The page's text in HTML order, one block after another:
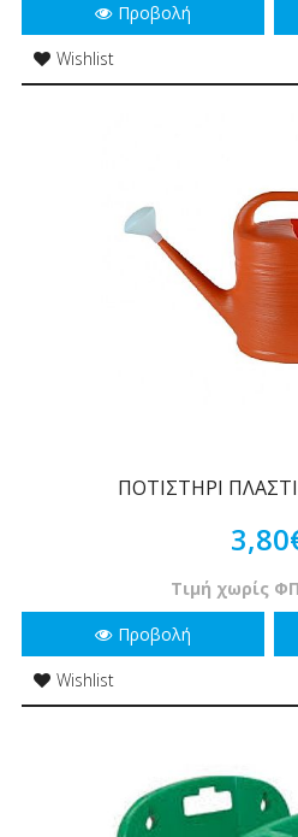
Προβολή
Wishlist
ΠΟΤΙΣΤΗΡΙ
Τιμή χωρίς
Προβολή
Wishlist